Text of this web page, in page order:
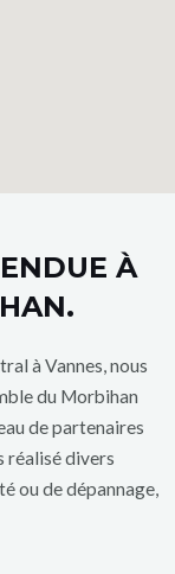
À
à Vannes, nous
du Morbihan
de partenaires
réalisé divers
ou de dépannage,